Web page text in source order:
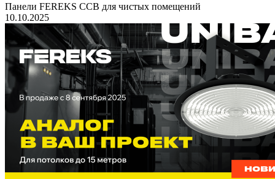
Панели FEREKS ССВ для чистых помещений
10.10.2025